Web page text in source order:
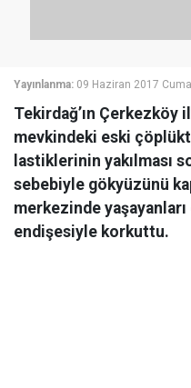
Yayınlanma: 09 Haziran 2017
Tekirdağ’ın Çerkezköy
mevkindeki eski
lastiklerinin yakılması
sebebiyle gökyüzünü
merkezinde yaşayanları
endişesiyle korkuttu.